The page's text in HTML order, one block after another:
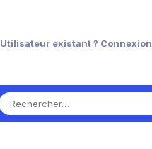
Utilisateur existant ? Connexion